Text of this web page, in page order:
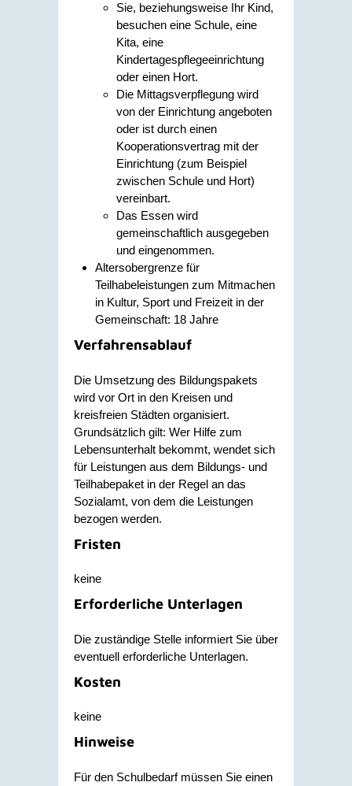
Sie, beziehungsweise Ihr Kind,
besuchen eine Schule, eine
Kita, eine
Kindertagespflegeeinrichtung
oder einen Hort.
Die Mittagsverpflegung wird
von der Einrichtung angeboten
oder ist durch einen
Kooperationsvertrag mit der
Einrichtung (zum Beispiel
zwischen Schule und Hort)
vereinbart.
Das Essen wird
gemeinschaftlich ausgegeben
und eingenommen.
Altersobergrenze für
Teilhabeleistungen zum Mitmachen
in Kultur, Sport und Freizeit in der
Gemeinschaft: 18 Jahre
Verfahrensablauf
Die Umsetzung des Bildungspakets
wird vor Ort in den Kreisen und
kreisfreien Städten organisiert.
Grundsätzlich gilt: Wer Hilfe zum
Lebensunterhalt bekommt, wendet sich
für Leistungen aus dem Bildungs- und
Teilhabepaket in der Regel an das
Sozialamt, von dem die Leistungen
bezogen werden.
Fristen
keine
Erforderliche Unterlagen
Die zuständige Stelle informiert Sie über
eventuell erforderliche Unterlagen.
Kosten
keine
Hinweise
Für den Schulbedarf müssen Sie einen